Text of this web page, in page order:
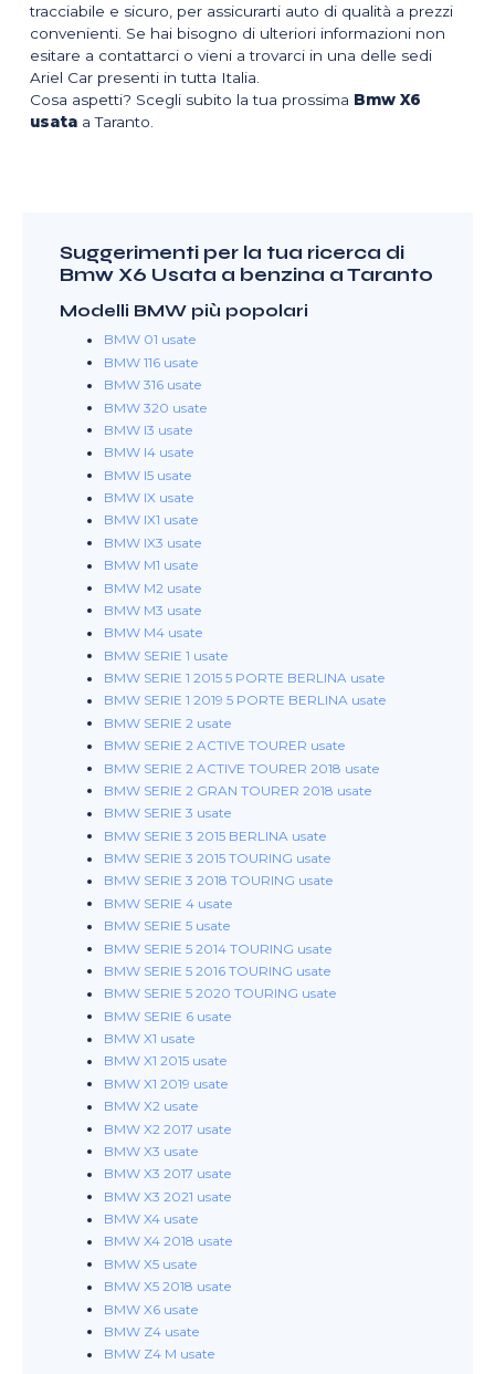
tracciabile e sicuro, per assicurarti auto di qualità a prezzi
convenienti. Se hai bisogno di ulteriori informazioni non
esitare a contattarci o vieni a trovarci in una delle sedi
Ariel Car presenti in tutta Italia.
Cosa aspetti? Scegli subito la tua prossima Bmw X6
usata a Taranto.
Suggerimenti per la tua ricerca di
Bmw X6 Usata a benzina a Taranto
Modelli BMW più popolari
BMW 01 usate
BMW 116 usate
BMW 316 usate
BMW 320 usate
BMW I3 usate
BMW I4 usate
BMW I5 usate
BMW IX usate
BMW IX1 usate
BMW IX3 usate
BMW M1 usate
BMW M2 usate
BMW M3 usate
BMW M4 usate
BMW SERIE 1 usate
BMW SERIE 1 2015 5 PORTE BERLINA usate
BMW SERIE 1 2019 5 PORTE BERLINA usate
BMW SERIE 2 usate
BMW SERIE 2 ACTIVE TOURER usate
BMW SERIE 2 ACTIVE TOURER 2018 usate
BMW SERIE 2 GRAN TOURER 2018 usate
BMW SERIE 3 usate
BMW SERIE 3 2015 BERLINA usate
BMW SERIE 3 2015 TOURING usate
BMW SERIE 3 2018 TOURING usate
BMW SERIE 4 usate
BMW SERIE 5 usate
BMW SERIE 5 2014 TOURING usate
BMW SERIE 5 2016 TOURING usate
BMW SERIE 5 2020 TOURING usate
BMW SERIE 6 usate
BMW X1 usate
BMW X1 2015 usate
BMW X1 2019 usate
BMW X2 usate
BMW X2 2017 usate
BMW X3 usate
BMW X3 2017 usate
BMW X3 2021 usate
BMW X4 usate
BMW X4 2018 usate
BMW X5 usate
BMW X5 2018 usate
BMW X6 usate
BMW Z4 usate
BMW Z4 M usate